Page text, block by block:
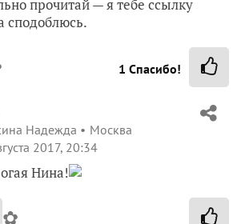
прочитай — я тебе ссылку
сподоблюсь.
1 Спасибо!
Надежда
Москва
2017, 20:34
Нина!
✿